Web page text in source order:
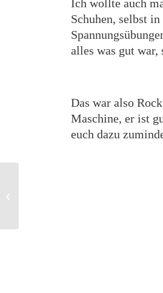
Ich wollte auch
Schuhen, selbst
alles was gut
Das war also
Maschine, er ist
euch dazu